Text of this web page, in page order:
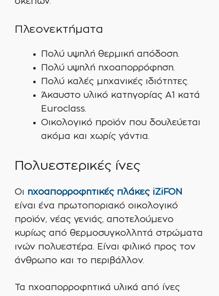
Πλεονεκτήματα
Πολύ υψηλή θερμική απόδοση.
Πολύ υψηλή ηχοαπορρόφηση.
Πολύ καλές μηχανικές ιδιότητες.
Άκαυστο υλικό κατηγορίας Α1 κατά
Euroclass.
Οικολογικό προϊόν που δουλεύεται
ακόμα και χωρίς γάντια.
Πολυεστερικές ίνες
Οι ηχοαπορροφητικές πλάκες iZiFON
είναι ένα πρωτοποριακό οικολογικό
προϊόν, νέας γενιάς, αποτελούμενο
κυρίως από θερμοσυγκολλητά στρώματα
ινών πολυεστέρα. Είναι φιλικό προς τον
άνθρωπο και το περιβάλλον.
Τα ηχοαπορροφητικά υλικά από ίνες